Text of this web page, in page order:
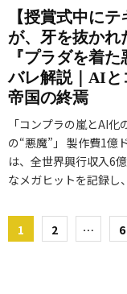
【授賞式中に
が、牙を抜かれ
『プラダを着
バレ解説｜AIと
帝国の終焉
「コンプラの嵐とAI
の“悪魔”」 製作費1億
は、全世界興行収入6
なメガヒットを記録し
投
1 2 … 6